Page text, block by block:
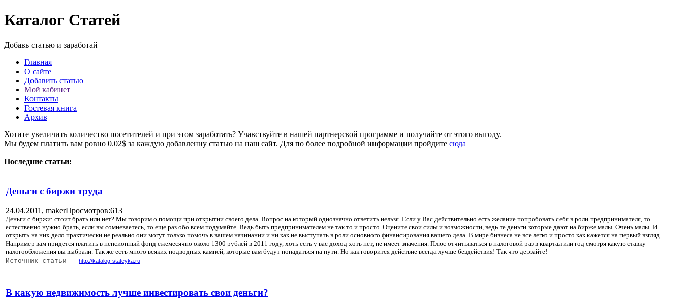
Каталог Статей
Добавь статью и заработай
Главная
О сайте
Добавить статью
Мой кабинет
Контакты
Гостевая книга
Архив
Хотите увеличить количество посетителей и при этом заработать? Учавствуйте в нашей партнерской программе и получайте от этого выгоду.
Мы будем платить вам ровно 0.02$ за каждую добавленну статью на наш сайт. Для по более подробной информации пройдите сюда
Последние статьи:
Деньги с биржи труда
24.04.2011, makerПросмотров:613
Деньги с биржи: стоит брать или нет? Мы говорим о помощи при открытии своего дела. Вопрос на который однозначно ответить нельзя. Если у Вас действительно есть желание попробовать себя в роли предпринимателя, то
естественно нужно брать, если вы сомневаетесь, то еще раз обо всем подумайте. Ведь быть предпринимателем не так то и просто. Оцените свои силы и возможности, ведь те деньги которые дают на бирже малы. Очень малы. И
открыть на них дело практически не реально они могут только помочь в вашем начинании и ни как не выступать в роли основного финансирования вашего дела. В мире бизнеса не все легко и просто как кажется на первый взгляд.
Например вам придется платить в пенсионный фонд ежемесячно около 1300 рублей в 2011 году, хоть есть у вас доход хоть нет, не имеет значения. Плюс отчитываться в налоговой раз в квартал или год смотря какую ставку
налогообложения вы выбрали. Так же есть много всяких подводных камней, которые вам будут попадаться на пути. Но как говорится действие всегда лучше бездействия! Так что дерзайте!
Источник статьи -
http://katalog-stateyka.ru
В какую недвижимость лучше инвестировать свои деньги?